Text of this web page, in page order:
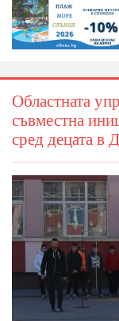
Областната
съвместна
сред децата в